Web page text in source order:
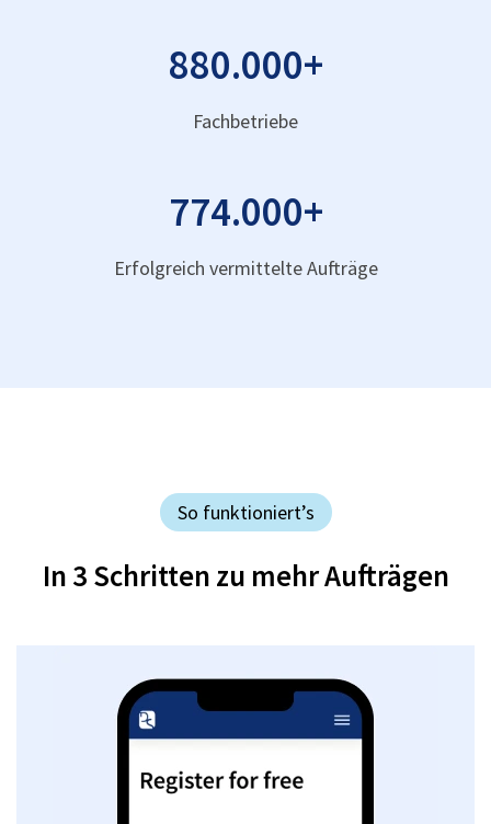
880.000+
Fachbetriebe
774.000+
Erfolgreich vermittelte Aufträge
So funktioniert’s
In 3 Schritten zu mehr Aufträgen